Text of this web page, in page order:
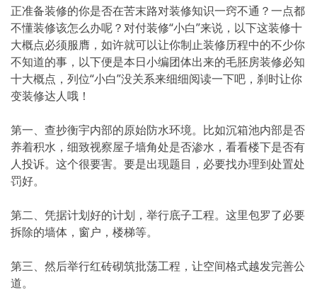
正准备装修的你是否在苦末路对装修知识一窍不通？一点都
不懂装修该怎么办呢？对付装修“小白”来说，以下这装修十
大概点必须服膺，如许就可以让你制止装修历程中的不少你
不知道的事，以下便是本日小编团体出来的毛胚房装修必知
十大概点，列位“小白”没关系来细细阅读一下吧，刹时让你
变装修达人哦！
第一、查抄衡宇内部的原始防水环境。比如沉箱池内部是否
养着积水，细致视察屋子墙角处是否渗水，看看楼下是否有
人投诉。这个很要害。要是出现题目，必要找办理到处置处
罚好。
第二、凭据计划好的计划，举行底子工程。这里包罗了必要
拆除的墙体，窗户，楼梯等。
第三、然后举行红砖砌筑批荡工程，让空间格式越发完善公
道。